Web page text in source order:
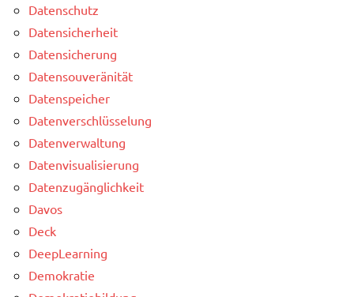
Datenschutz
Datensicherheit
Datensicherung
Datensouveränität
Datenspeicher
Datenverschlüsselung
Datenverwaltung
Datenvisualisierung
Datenzugänglichkeit
Davos
Deck
DeepLearning
Demokratie